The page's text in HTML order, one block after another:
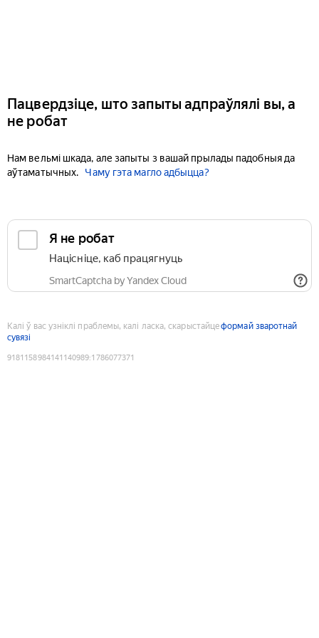
Пацвердзіце, што запыты адпраўлялі вы, а
не робат
Нам вельмі шкада, але запыты з вашай прылады падобныя да
аўтаматычных.
Чаму гэта магло адбыцца?
Я не робат
Націсніце, каб працягнуць
SmartCaptcha by Yandex Cloud
Калі ў вас узніклі праблемы, калі ласка, скарыстайцеформай зваротнай
сувязі
9181158984141140989:1786077371